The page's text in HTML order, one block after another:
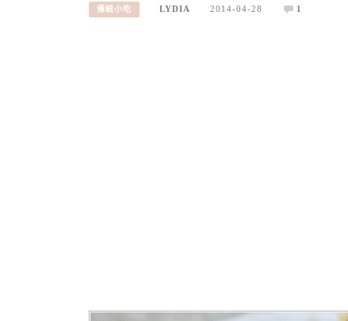
傳統小吃 LYDIA 2014-04-28 1